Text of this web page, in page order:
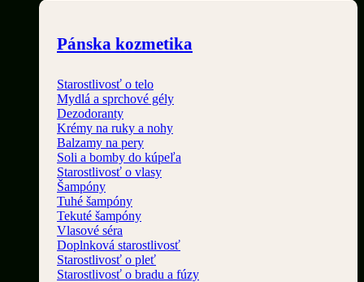
Pánska kozmetika
Starostlivosť o telo
Mydlá a sprchové gély
Dezodoranty
Krémy na ruky a nohy
Balzamy na pery
Soli a bomby do kúpeľa
Starostlivosť o vlasy
Šampóny
Tuhé šampóny
Tekuté šampóny
Vlasové séra
Doplnková starostlivosť
Starostlivosť o pleť
Starostlivosť o bradu a fúzy